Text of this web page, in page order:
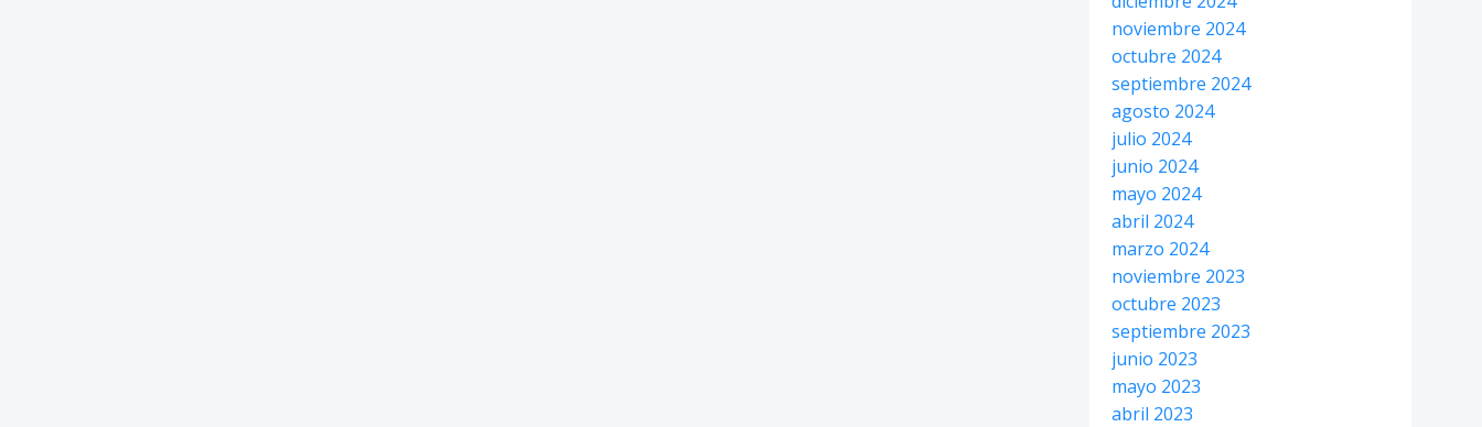
noviembre 2024
octubre 2024
septiembre 2024
agosto 2024
julio 2024
junio 2024
mayo 2024
abril 2024
marzo 2024
noviembre 2023
octubre 2023
septiembre 2023
junio 2023
mayo 2023
abril 2023